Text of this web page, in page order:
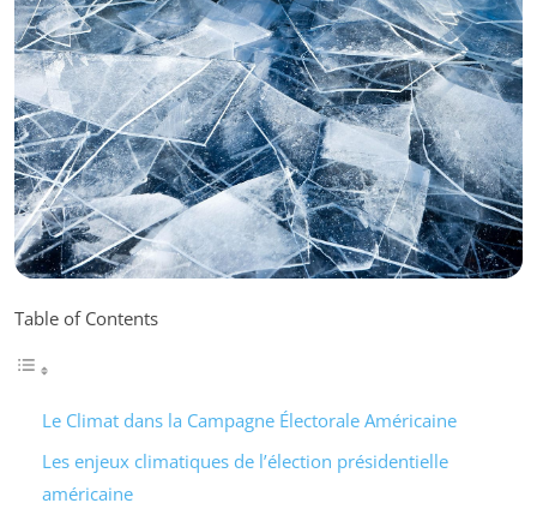
Table of Contents
Le Climat dans la Campagne Électorale Américaine
Les enjeux climatiques de l’élection présidentielle
américaine